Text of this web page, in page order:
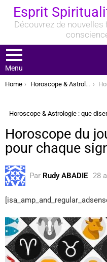
Esprit
Découvrez de
Menu
You are here:
Home Horoscope & Astrologie : que disent les astres ?
Horoscope & Astrologie : que
Horoscope du
pour chaque
Par Rudy ABADIE 28